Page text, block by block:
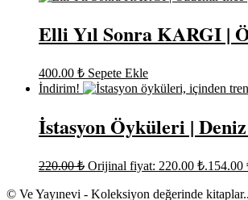
Elli Yıl Sonra KARGI |
400.00 ₺ Sepete Ekle
İndirim!
İstasyon Öyküleri |
220.00₺ Orijinal fiyat: 220.00 ₺.154.00
© Ve Yayınevi - Koleksiyon değerinde